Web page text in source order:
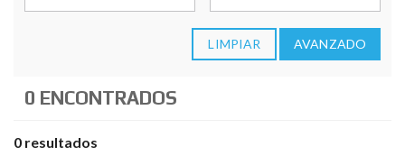
LIMPIAR AVANZADO
0 ENCONTRADOS
0 resultados